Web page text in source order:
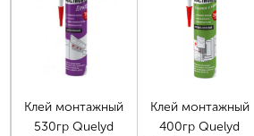
Клей монтажный
530гр Quelyd
Клей монтажный
400гр Quelyd